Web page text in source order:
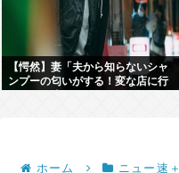
【愕然】妻「夫から知らないシャ
ンプーの匂いがする！変な店に行
ホーム ニュー速＋